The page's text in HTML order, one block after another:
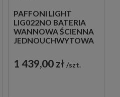
PAFFONI LIGHT
LIG022NO BATERIA
WANNOWA ŚCIENNA
JEDNOUCHWYTOWA
1 439,00 zł szt.